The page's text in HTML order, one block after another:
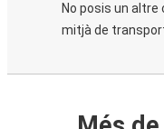
No posis un
mitjà de